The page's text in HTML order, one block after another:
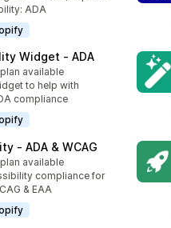
ADA
Widget ‑ ADA
60
available
to help with
compliance
‑ ADA & WCAG
33
available
compliance for
& EAA